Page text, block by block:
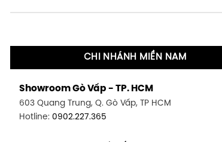
CHI NHÁNH MIỀN NAM
Showroom Gò Vấp - TP. HCM
603 Quang Trung, Q. Gò Vấp, TP HCM
Hotline: 0902.227.365